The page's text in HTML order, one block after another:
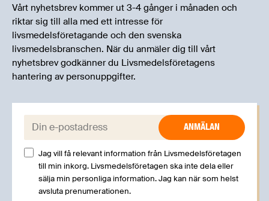
Vårt nyhetsbrev kommer ut 3-4 gånger i månaden och
riktar sig till alla med ett intresse för
livsmedelsföretagande och den svenska
livsmedelsbranschen. När du anmäler dig till vårt
nyhetsbrev godkänner du Livsmedelsföretagens
hantering av personuppgifter.
E-post:
Jag vill få relevant information från Livsmedelsföretagen
till min inkorg. Livsmedelsföretagen ska inte dela eller
sälja min personliga information. Jag kan när som helst
avsluta prenumerationen.